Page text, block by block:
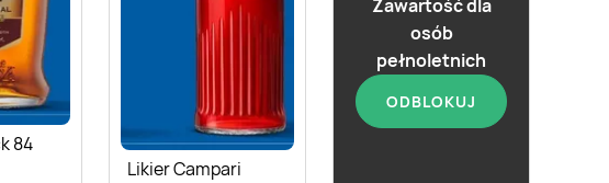
84
Likier Campari
Zawartość dla
osób
pełnoletnich
ODBLOKUJ
Likier Biały Bocian